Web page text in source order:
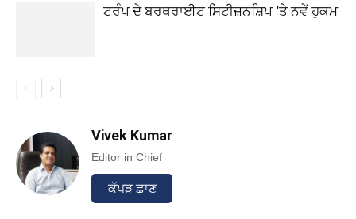
ਟਰੰਪ ਦੇ ਬਰਥਰਾਈਟ ਸਿਟੀਜ਼ਨਸ਼ਿਪ ‘ਤੇ ਨਵੇਂ ਹੁਕਮ
Vivek Kumar
Editor in Chief
ਕੱਪੜ ਛਾਣ